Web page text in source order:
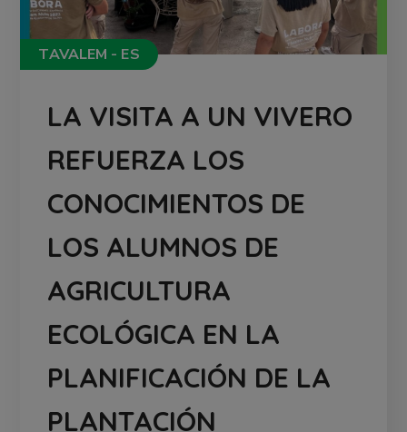
TAVALEM - ES
LA VISITA A UN VIVERO
REFUERZA LOS
CONOCIMIENTOS DE
LOS ALUMNOS DE
AGRICULTURA
ECOLÓGICA EN LA
PLANIFICACIÓN DE LA
PLANTACIÓN